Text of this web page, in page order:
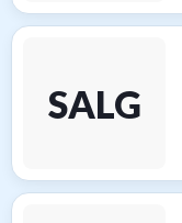
SALG